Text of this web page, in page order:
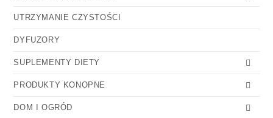
UTRZYMANIE CZYSTOŚCI
DYFUZORY
SUPLEMENTY DIETY
PRODUKTY KONOPNE
DOM I OGRÓD